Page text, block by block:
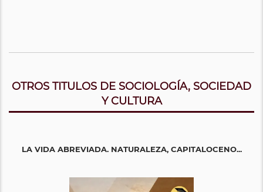
OTROS TITULOS DE SOCIOLOGÍA, SOCIEDAD
Y CULTURA
LA VIDA ABREVIADA. NATURALEZA, CAPITALOCENO...